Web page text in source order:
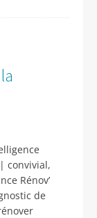
convivial,
Rénov’
de